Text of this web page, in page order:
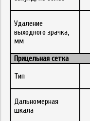
Удаление
выходного зрачка,
мм
Прицельная сетка
Тип
Дальномерная
шкала